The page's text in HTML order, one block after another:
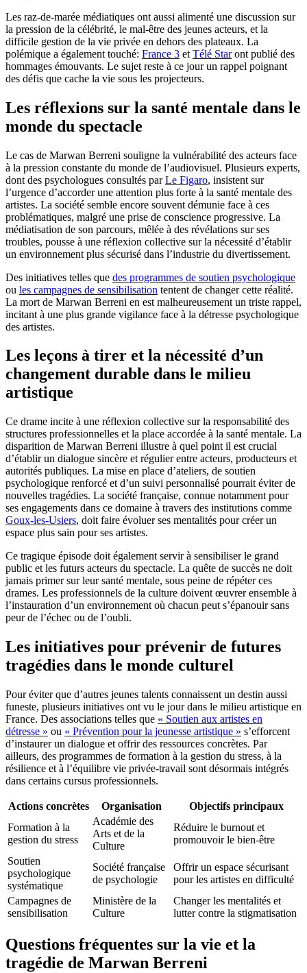
Les raz-de-marée médiatiques ont aussi alimenté une discussion sur
la pression de la célébrité, le mal-être des jeunes acteurs, et la
difficile gestion de la vie privée en dehors des plateaux. La
polémique a également touché: France 3 et Télé Staront publié des
hommages émouvants. Le sujet reste à ce jour un rappel poignant
des défis que cache la vie sous les projecteurs.
Les réflexions sur la santé mentale dans le
monde du spectacle
Le cas de Marwan Berreni souligne la vulnérabilité des acteurs face
à la pression constante du monde de l’audiovisuel. Plusieurs experts,
dont des psychologues consultés parLe Figaro, insistent sur
l’urgence d’accorder une attention plus forte à la santé mentale des
artistes. La société semble encore souvent démunie face à ces
problématiques, malgré une prise de conscience progressive. La
médiatisation de son parcours, mêlée à des révélations sur ses
troubles, pousse à une réflexion collective sur la nécessité d’établir
un environnement plus sécurisé dans l’industrie du divertissement.
Des initiatives telles que des programmes de soutien psychologique
ou les campagnes de sensibilisation tentent de changer cette réalité.
La mort de Marwan Berreni en est malheureusement un triste rappel,
incitant à une plus grande vigilance face à la détresse psychologique
des artistes.
Les leçons à tirer et la nécessité d’un
changement durable dans le milieu
artistique
Ce drame incite à une réflexion collective sur la responsabilité des
structures professionnelles et la place accordée à la santé mentale. La
disparition de Marwan Berreni illustre à quel point il est crucial
d’établir un dialogue sincère et régulier entre acteurs, producteurs et
autorités publiques. La mise en place d’ateliers, de soutien
psychologique renforcé et d’un suivi personnalisé pourrait éviter de
nouvelles tragédies. La société française, connue notamment pour
ses engagements dans ce domaine à travers des institutions comme
Goux-les-Usiers, doit faire évoluer ses mentalités pour créer un
espace plus sain pour ses artistes.
Ce tragique épisode doit également servir à sensibiliser le grand
public et les futurs acteurs du spectacle. La quête de succès ne doit
jamais primer sur leur santé mentale, sous peine de répéter ces
drames. Les professionnels de la culture doivent œuvrer ensemble à
l’instauration d’un environnement où chacun peut s’épanouir sans
peur de l’échec ou de l’oubli.
Les initiatives pour prévenir de futures
tragédies dans le monde culturel
Pour éviter que d’autres jeunes talents connaissent un destin aussi
funeste, plusieurs initiatives ont vu le jour dans le milieu artistique en
France. Des associations telles que « Soutien aux artistes en
détresse » ou « Prévention pour la jeunesse artistique » s’efforcent
d’instaurer un dialogue et offrir des ressources concrètes. Par
ailleurs, des programmes de formation à la gestion du stress, à la
résilience et à l’équilibre vie privée-travail sont désormais intégrés
dans certains cursus professionnels.
Actions concrètes Organisation
Objectifs principaux
Formation à la
gestion du stress
Académie des
Arts et de la
Culture
Réduire le burnout et
promouvoir le bien-être
Soutien
psychologique
systématique
Société française
de psychologie
Offrir un espace sécurisant
pour les artistes en difficulté
Campagnes de
sensibilisation
Ministère de la
Culture
Changer les mentalités et
lutter contre la stigmatisation
Questions fréquentes sur la vie et la
tragédie de Marwan Berreni